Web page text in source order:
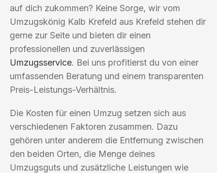
auf dich zukommen? Keine Sorge, wir vom
Umzugskönig Kalb Krefeld aus Krefeld stehen dir
gerne zur Seite und bieten dir einen
professionellen und zuverlässigen
Umzugsservice. Bei uns profitierst du von einer
umfassenden Beratung und einem transparenten
Preis-Leistungs-Verhältnis.
Die Kosten für einen Umzug setzen sich aus
verschiedenen Faktoren zusammen. Dazu
gehören unter anderem die Entfernung zwischen
den beiden Orten, die Menge deines
Umzugsguts und zusätzliche Leistungen wie